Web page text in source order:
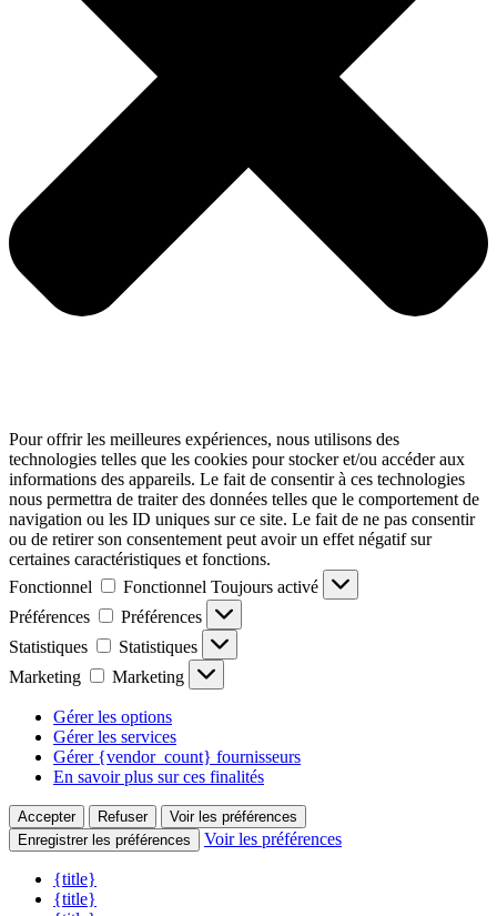
Pour offrir les meilleures expériences, nous utilisons des
technologies telles que les cookies pour stocker et/ou accéder aux
informations des appareils. Le fait de consentir à ces technologies
nous permettra de traiter des données telles que le comportement de
navigation ou les ID uniques sur ce site. Le fait de ne pas consentir
ou de retirer son consentement peut avoir un effet négatif sur
certaines caractéristiques et fonctions.
Fonctionnel
Fonctionnel Toujours activé
Préférences
Préférences
Statistiques
Statistiques
Marketing
Marketing
Gérer les options
Gérer les services
Gérer {vendor_count} fournisseurs
En savoir plus sur ces finalités
Accepter Refuser
Voir les préférences
Enregistrer les préférences
Voir les préférences
{title}
{title}